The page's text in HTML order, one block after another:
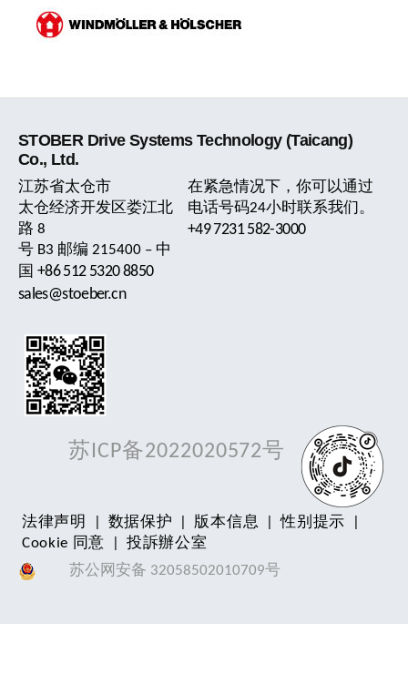
STOBER Drive Systems Technology (Taicang)
Co., Ltd.
江苏省太仓市
太仓经济开发区娄江北
路 8
号 B3 邮编 215400 – 中
国 +86 512 5320 8850
sales@stoeber.cn
在紧急情况下，你可以通过
电话号码24小时联系我们。
+49 7231 582-3000
法律声明 数据保护 版本信息 性别提示
Cookie 同意
投訴辦公室
苏ICP备2022020572号
苏公网安备 32058502010709号